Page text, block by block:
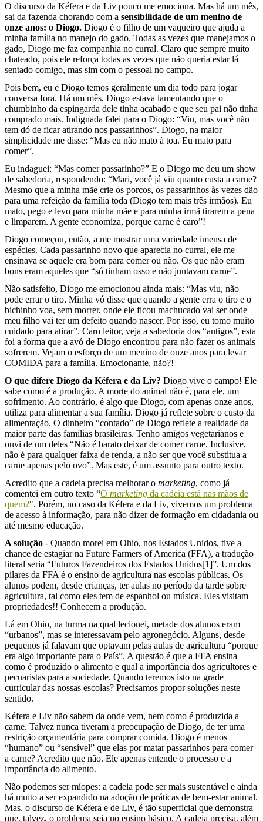
O discurso da Kéfera e da Liv pouco me emociona. Mas há um mês,
sai da fazenda chorando com a sensibilidade de um menino de
onze anos: o Diogo. Diogo é o filho de um vaqueiro que ajuda a
minha família no manejo do gado. Todas as vezes que manejamos o
gado, Diogo me faz companhia no curral. Claro que sempre muito
chateado, pois ele reforça todas as vezes que não queria estar lá
sentado comigo, mas sim com o pessoal no campo.
Pois bem, eu e Diogo temos geralmente um dia todo para jogar
conversa fora. Há um mês, Diogo estava lamentando que o
chumbinho da espingarda dele tinha acabado e que seu pai não tinha
comprado mais. Indignada falei para o Diogo: “Viu, mas você não
tem dó de ficar atirando nos passarinhos”. Diogo, na maior
simplicidade me disse: “Mas eu não mato à toa. Eu mato para
comer”.
Eu indaguei: “Mas comer passarinho?” E o Diogo me deu um show
de sabedoria, respondendo: “Mari, você já viu quanto custa a carne?
Mesmo que a minha mãe crie os porcos, os passarinhos às vezes dão
para uma refeição da família toda (Diogo tem mais três irmãos). Eu
mato, pego e levo para minha mãe e para minha irmã tirarem a pena
e limparem. A gente economiza, porque carne é caro”!
Diogo começou, então, a me mostrar uma variedade imensa de
espécies. Cada passarinho novo que aparecia no curral, ele me
ensinava se aquele era bom para comer ou não. Os que não eram
bons eram aqueles que “só tinham osso e não juntavam carne”.
Não satisfeito, Diogo me emocionou ainda mais: “Mas viu, não
pode errar o tiro. Minha vó disse que quando a gente erra o tiro e o
bichinho voa, sem morrer, onde ele ficou machucado vai ser onde
meu filho vai ter um defeito quando nascer. Por isso, eu tomo muito
cuidado para atirar”. Caro leitor, veja a sabedoria dos “antigos”, esta
foi a forma que a avó de Diogo encontrou para não fazer os animais
sofrerem. Vejam o esforço de um menino de onze anos para levar
COMIDA para a família. Emocionante, não?!
O que difere Diogo da Kéfera e da Liv? Diogo vive o campo! Ele
sabe como é a produção. A morte do animal não é, para ele, um
sofrimento. Ao contrário, é algo que Diogo, com apenas onze anos,
utiliza para alimentar a sua família. Diogo já reflete sobre o custo da
alimentação. O dinheiro “contado” de Diogo reflete a realidade da
maior parte das famílias brasileiras. Tenho amigos vegetarianos e
ouvi de um deles “Não é barato deixar de comer carne. Inclusive,
não é para qualquer faixa de renda, a não ser que você substitua a
carne apenas pelo ovo”. Mas este, é um assunto para outro texto.
Acredito que a cadeia precisa melhorar o marketing, como já
comentei em outro texto “O marketing da cadeia está nas mãos de
quem?". Porém, no caso da Kéfera e da Liv, vivemos um problema
de acesso à informação, para não dizer de formação em cidadania ou
até mesmo educação.
A solução - Quando morei em Ohio, nos Estados Unidos, tive a
chance de estagiar na Future Farmers of America (FFA), a tradução
literal seria “Futuros Fazendeiros dos Estados Unidos[1]”. Um dos
pilares da FFA é o ensino de agricultura nas escolas públicas. Os
alunos podem, desde crianças, ter aulas no período da tarde sobre
agricultura, tal como eles tem de espanhol ou música. Eles visitam
propriedades!! Conhecem a produção.
Lá em Ohio, na turma na qual lecionei, metade dos alunos eram
“urbanos”, mas se interessavam pelo agronegócio. Alguns, desde
pequenos já falavam que optavam pelas aulas de agricultura “porque
era algo importante para o País”. A questão é que a FFA ensina
como é produzido o alimento e qual a importância dos agricultores e
pecuaristas para a sociedade. Quando teremos isto na grade
curricular das nossas escolas? Precisamos propor soluções neste
sentido.
Kéfera e Liv não sabem da onde vem, nem como é produzida a
carne. Talvez nunca tiveram a preocupação de Diogo, de ter uma
restrição orçamentária para comprar comida. Diogo é menos
“humano” ou “sensível” que elas por matar passarinhos para comer
a carne? Acredito que não. Ele apenas entende o processo e a
importância do alimento.
Não podemos ser míopes: a cadeia pode ser mais sustentável e ainda
há muito a ser expandido na adoção de práticas de bem-estar animal.
Mas, o discurso de Kéfera e de Liv, é tão superficial que demonstra
que, talvez, o problema seja no ensino básico. A cadeia precisa, além